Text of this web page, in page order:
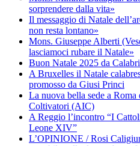
sorprendere dalla vita»
Il messaggio di Natale
non resta lontano»
Mons. Giuseppe Alberti
lasciamoci rubare il Natale»
Buon Natale 2025 da
A Bruxelles il Natale
promosso da Giusi Princi
La nuova bella sede a
Coltivatori (AIC)
A Reggio l’incontro “I
Leone XIV”
L’OPINIONE / Rosi